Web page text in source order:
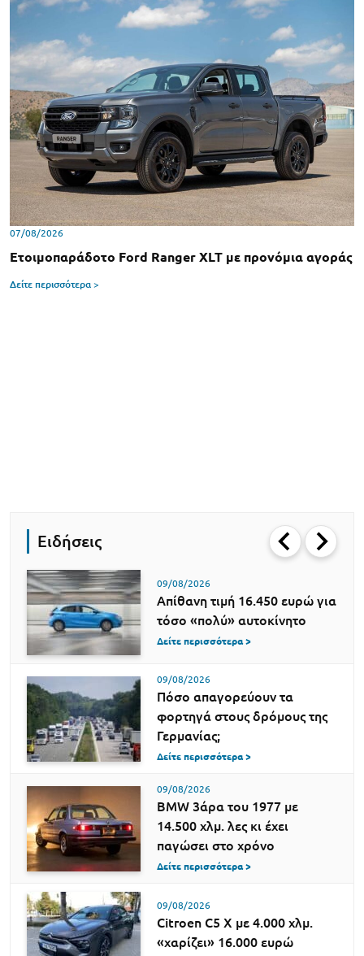
07/08/2026
Ετοιμοπαράδοτο Ford Ranger XLT με προνόμια αγοράς
Δείτε περισσότερα >
Ειδήσεις
09/08/2026
Απίθανη τιμή 16.450 ευρώ για
τόσο «πολύ» αυτοκίνητο
Δείτε περισσότερα >
09/08/2026
Πόσο απαγορεύουν τα
φορτηγά στους δρόμους της
Γερμανίας;
Δείτε περισσότερα >
09/08/2026
BMW 3άρα του 1977 με
14.500 χλμ. λες κι έχει
παγώσει στο χρόνο
Δείτε περισσότερα >
09/08/2026
Citroen C5 X με 4.000 χλμ.
«χαρίζει» 16.000 ευρώ